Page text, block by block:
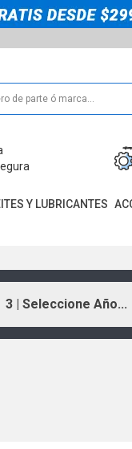
Y LUBRICANTES
3 | Seleccione Año...